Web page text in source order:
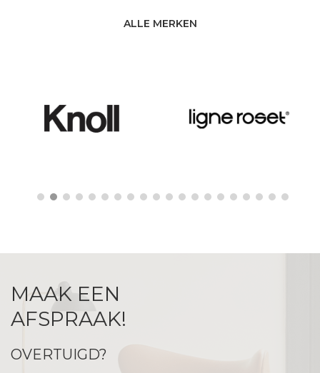
ALLE MERKEN
1 2 3 4 5 6 7 8 9 10 11 12 13 14 15 16 17 18 19 20
MAAK EEN
AFSPRAAK!
OVERTUIGD?